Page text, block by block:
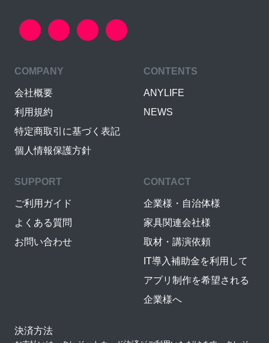
COMPANY
会社概要
利用規約
特定商取引に基づく表記
個人情報保護方針
CONTENTS
ANYLIFE
NEWS
SUPPORT
ご利用ガイド
よくある質問
お問い合わせ
CONTACT
企業様・自治体様
家具関連会社様
取材・講演依頼
IT導入補助金を利用して
アプリ制作を希望される
企業様へ
決済方法